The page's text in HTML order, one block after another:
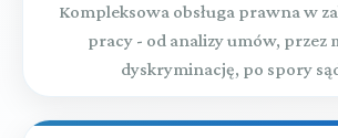
Kompleksowa obsługa prawna w
pracy - od analizy umów, przez
dyskryminację, po spory